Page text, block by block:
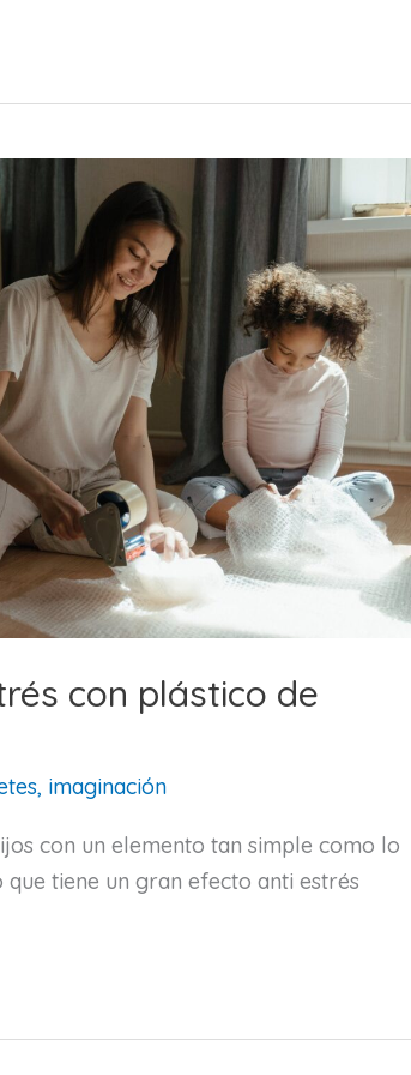
con plástico de
imaginación
con un elemento tan simple como lo
tiene un gran efecto anti estrés